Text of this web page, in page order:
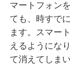
マートフォン
ても、時すで
ます。スマー
えるようにな
て消えてしま